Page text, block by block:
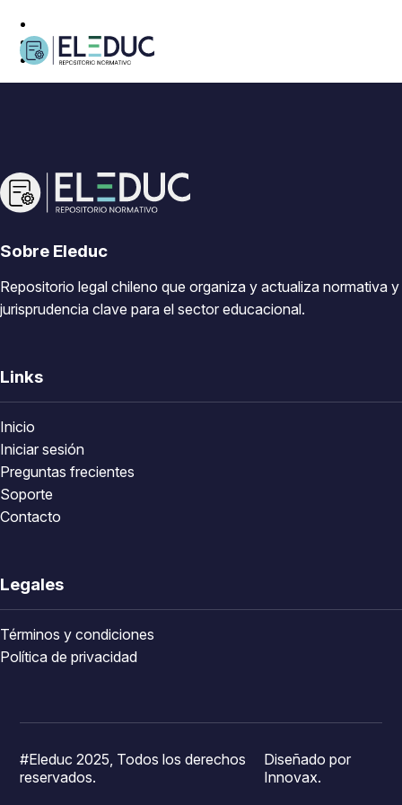
Sobre Eleduc
Repositorio legal chileno que organiza y actualiza normativa y
jurisprudencia clave para el sector educacional.
Links
Inicio
Iniciar sesión
Preguntas frecientes
Soporte
Contacto
Legales
Términos y condiciones
Política de privacidad
#Eleduc 2025, Todos los derechos
reservados.
Diseñado por
Innovax.